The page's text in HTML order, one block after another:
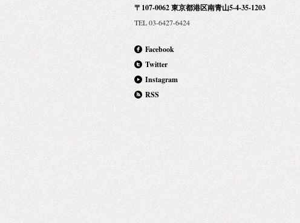
才能と情熱は香りの表現にのみ集中させ、ボトルは
極めてシンプルな作り。香りの構成は常軌を逸し、
贅沢でいて挑発的、皮肉的なのに、常にエレガン
ト。 歴史上かつて存在し得なかった香水の理想国家
水ブランドへと育ちました。 ノーズショップは、世
の中で信じられている香りの型やルールに縛られ
せることを推奨しています。 センセーショナルな香
りの独立宣言を、あなた自身の鼻で感じてみてくだ
さい。 ETAT LIBRE D’ORANGE ｜エタ リーブル ド
〒107-0062 東京都港区南青山5-4-35-1203
TEL 03-6427-6424
Facebook
Twitter
Instagram
RSS